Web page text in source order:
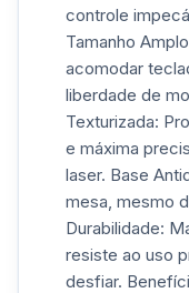
controle
Tamanho
acomodar
liberdade de
Texturizada:
e máxima
laser. Base
mesa, mesmo
Durabilidade:
resiste ao uso
desfiar.